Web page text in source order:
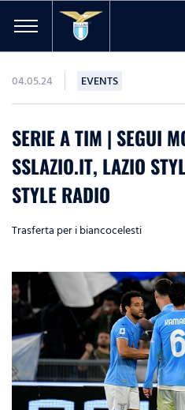
04.05.24 EVENTS
SERIE A TIM | SEGUI
SSLAZIO.IT, LAZIO
STYLE RADIO
Trasferta per i biancocelesti